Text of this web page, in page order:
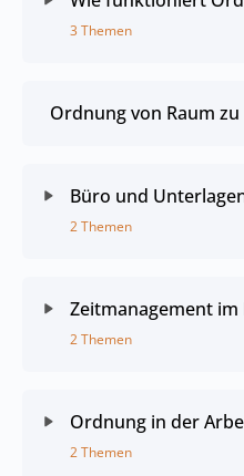
3 Themen
Ordnung von Raum zu
Büro und
2 Themen
Zeitmanagement im
2 Themen
Ordnung in der
2 Themen